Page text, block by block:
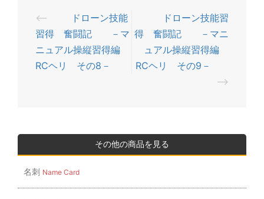
投
稿
ナ
シ
ン
⟵
ドローン技能
習得 奮闘記 －マ
ニュアル操縦習得編
RCヘリ その8－
ドローン技能習
得 奮闘記 －マニ
ュアル操縦習得編
RCヘリ その9－
⟶
その他の商品を見る
名刺 Name Card